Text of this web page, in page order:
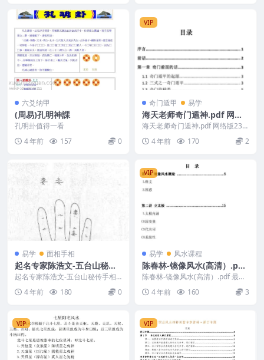
六爻纳甲
(周易)孔明神課
孔明卦值得一看
4 年前
157 0
VIP
奇门遁甲 易学
海天老师奇门遁神.pdf 网络
版232页 百度网盘下载
海天老师奇门遁神.pdf 网络版232
页，从基础内容到实际断例均有讲
解，对于奇门...
4 年前 170 2
易学 面相手相
起名专家陈浩文-五台山秘传
手相绝对符.pdf 手相珍贵图
解！百度云下载！
起名专家陈浩文-五台山秘传手相
绝对符.pdf 手写体手相珍贵图解！
有爱好者的朋友...
4 年前 180 0
VIP
易学 风水课程
陈春林-镜像风水(高清）.pdf
最新案例 电子版资源 百度云
网盘下载！
陈春林-镜像风水(高清）.pdf 最新
案例！电子版资源 百度云网盘下
载！喜欢的朋...
4 年前 160 3
VIP VIP